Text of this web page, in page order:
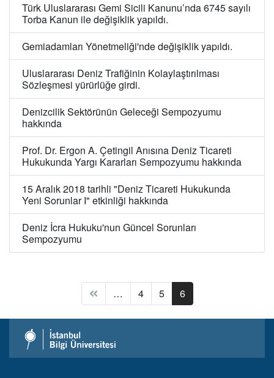
Türk Uluslararası Gemi Sicili Kanunu’nda 6745 sayılı
Torba Kanun ile değişiklik yapıldı.
Gemiadamları Yönetmeliği'nde değişiklik yapıldı.
Uluslararası Deniz Trafiğinin Kolaylaştırılması
Sözleşmesi yürürlüğe girdi.
Denizcilik Sektörünün Geleceği Sempozyumu
hakkında
Prof. Dr. Ergon A. Çetingil Anısına Deniz Ticareti
Hukukunda Yargı Kararları Sempozyumu hakkında
15 Aralık 2018 tarihli "Deniz Ticareti Hukukunda
Yeni Sorunlar I" etkinliği hakkında
Deniz İcra Hukuku'nun Güncel Sorunları
Sempozyumu
… 4 5 6(current)